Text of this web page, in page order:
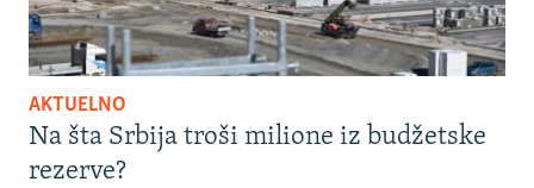
AKTUELNO
Na šta Srbija troši milione iz budžetske
rezerve?